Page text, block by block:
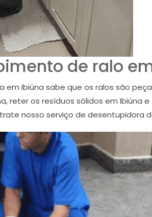
de ralo
Ibiúna sabe que os ralos são
reter os resíduos sólidos em Ibiúna
nosso serviço de desentupidora